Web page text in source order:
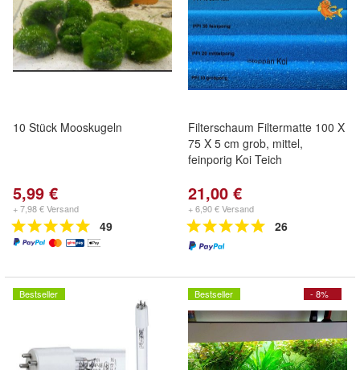
10 Stück Mooskugeln
5,99 €
+ 7,98 € Versand
49
Filterschaum Filtermatte 100 X
75 X 5 cm grob, mittel,
feinporig Koi Teich
21,00 €
+ 6,90 € Versand
26
Bestseller - 8%
Bestseller